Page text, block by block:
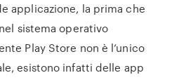
applicazione, la prima che
sistema operativo
Play Store non è l’unico
esistono infatti delle app